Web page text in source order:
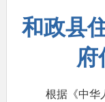
和政县
府
根据《中华